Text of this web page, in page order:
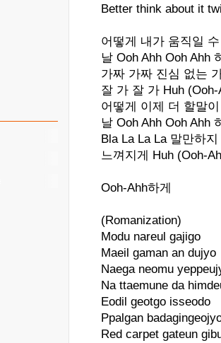
Better think about it
어떻게 내가 움직일 수
날 Ooh Ahh Ooh Ahh
가짜 가짜 진심 없는
잘 가 잘 가 Huh (Ooh-
어떻게 이제 더 할말이
날 Ooh Ahh Ooh Ahh
Bla La La La 말만하지
느껴지게 Huh (Ooh-
Ooh-Ahh하게
(Romanization)
Modu nareul gajigo
Maeil gaman an dujyo
Naega neomu
Na ttaemune da
Eodil geotgo isseodo
Ppalgan
Red carpet gateun